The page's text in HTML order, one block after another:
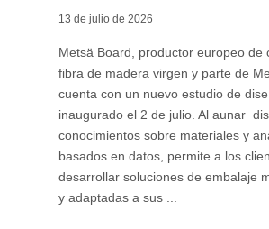
13 de julio de 2026
Metsä Board, productor europeo de
fibra de madera virgen y parte de
cuenta con un nuevo estudio de
inaugurado el 2 de julio. Al aunar
conocimientos sobre materiales y
basados en datos, permite a los
desarrollar soluciones de embalaje
y adaptadas a sus ...